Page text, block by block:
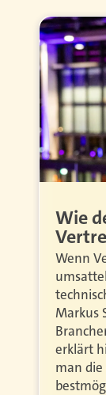
Wie
Wenn
Markus
erklärt
man